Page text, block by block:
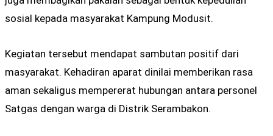
sosial kepada masyarakat Kampung Modusit.
Kegiatan tersebut mendapat sambutan positif dari
masyarakat. Kehadiran aparat dinilai memberikan rasa
aman sekaligus mempererat hubungan antara personel
Satgas dengan warga di Distrik Serambakon.